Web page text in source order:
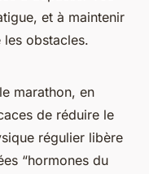
et à maintenir
obstacles.
marathon, en
de réduire le
régulier libère
“hormones du